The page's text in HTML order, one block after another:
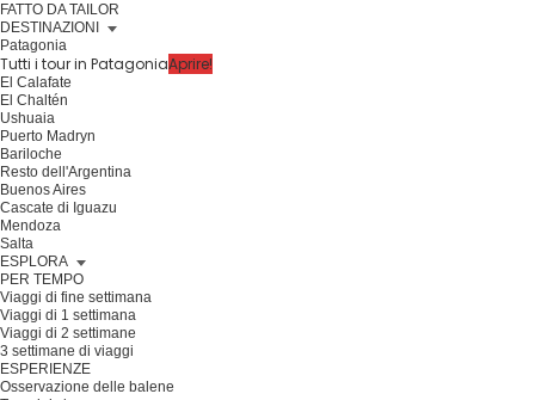
FATTO DA TAILOR
DESTINAZIONI
Patagonia
Tutti i tour in PatagoniaAprire!
El Calafate
El Chaltén
Ushuaia
Puerto Madryn
Bariloche
Resto dell'Argentina
Buenos Aires
Cascate di Iguazu
Mendoza
Salta
ESPLORA
PER TEMPO
Viaggi di fine settimana
Viaggi di 1 settimana
Viaggi di 2 settimane
3 settimane di viaggi
ESPERIENZE
Osservazione delle balene